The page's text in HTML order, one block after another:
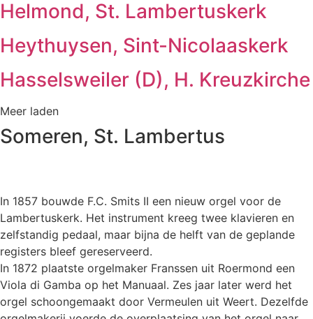
Helmond, St. Lambertuskerk
Heythuysen, Sint-Nicolaaskerk
Hasselsweiler (D), H. Kreuzkirche
Meer laden
Someren, St. Lambertus
In 1857 bouwde F.C. Smits II een nieuw orgel voor de
Lambertuskerk. Het instrument kreeg twee klavieren en
zelfstandig pedaal, maar bijna de helft van de geplande
registers bleef gereserveerd.
In 1872 plaatste orgelmaker Franssen uit Roermond een
Viola di Gamba op het Manuaal. Zes jaar later werd het
orgel schoongemaakt door Vermeulen uit Weert. Dezelfde